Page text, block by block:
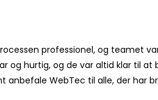
professionel, og teamet
hurtig, og de var altid klar til
WebTec til alle, der har